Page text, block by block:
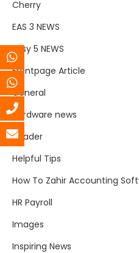
Cherry
EAS 3 NEWS
Easy 5 NEWS
Frontpage Article
General
Hardware news
header
Helpful Tips
How To Zahir Accounting
HR Payroll
Images
Inspiring News